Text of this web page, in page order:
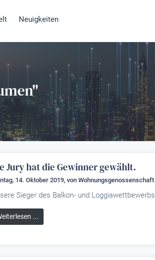
Neuigkeiten
Jury hat die Gewinner gewählt.
14. Oktober 2019, von
Sieger des Balkon- und
...